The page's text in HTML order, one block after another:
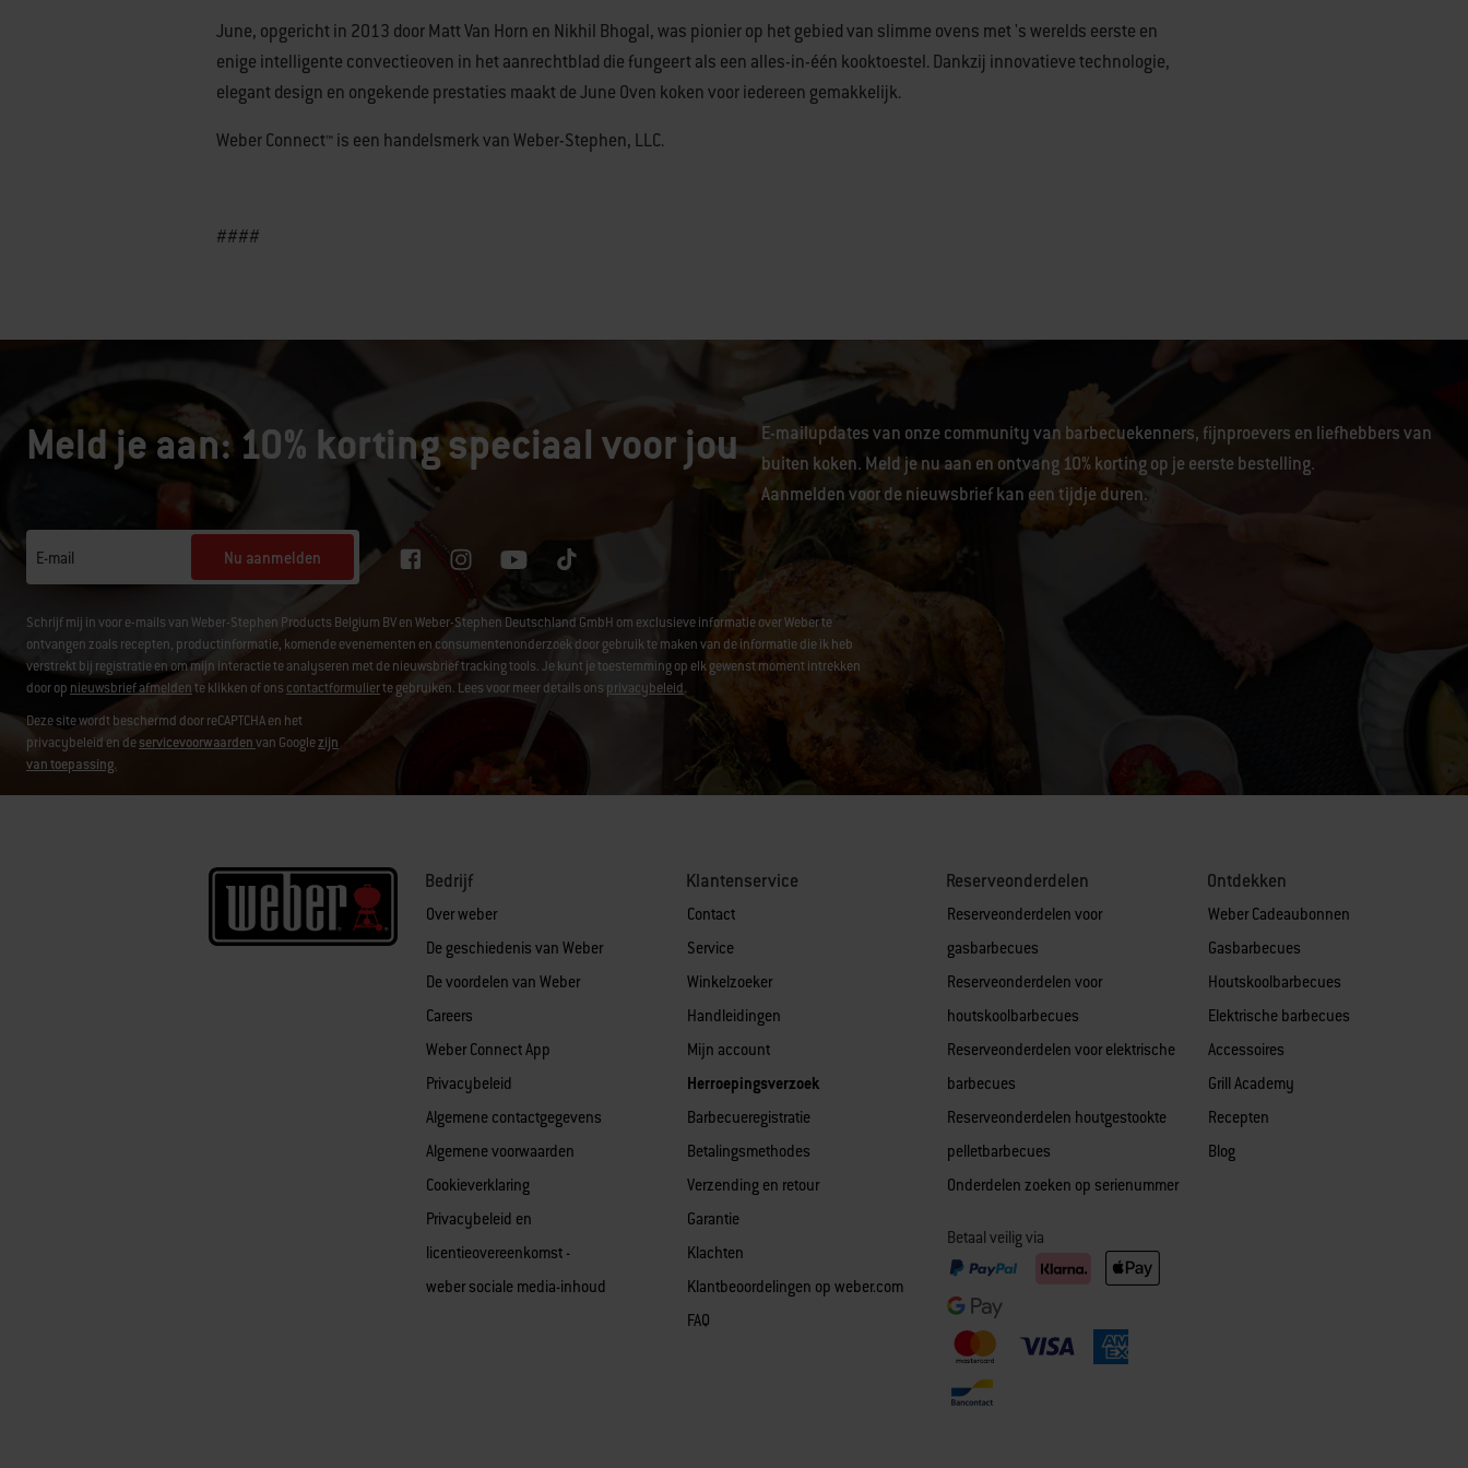
June, opgericht in 2013 door Matt Van Horn en Nikhil Bhogal, was pionier op het gebied van slimme ovens met 's werelds eerste en
enige intelligente convectieoven in het aanrechtblad die fungeert als een alles-in-één kooktoestel. Dankzij innovatieve technologie,
elegant design en ongekende prestaties maakt de June Oven koken voor iedereen gemakkelijk.
Weber Connect™ is een handelsmerk van Weber-Stephen, LLC.
####
Meld je aan: 10% korting speciaal voor jou
E-mailupdates van onze community van barbecuekenners, fijnproevers en liefhebbers van
buiten koken. Meld je nu aan en ontvang 10% korting op je eerste bestelling.
Aanmelden voor de nieuwsbrief kan een tijdje duren.
E-mail Nu aanmelden
Schrijf mij in voor e-mails van Weber-Stephen Products Belgium BV en Weber-Stephen Deutschland GmbH om exclusieve informatie over Weber te
ontvangen zoals recepten, productinformatie, komende evenementen en consumentenonderzoek door gebruik te maken van de informatie die ik heb
verstrekt bij registratie en om mijn interactie te analyseren met de nieuwsbrief tracking tools. Je kunt je toestemming op elk gewenst moment intrekken
door op nieuwsbrief afmeldente klikken of ons contactformulierte gebruiken. Lees voor meer details ons privacybeleid.
Deze site wordt beschermd door reCAPTCHA en het
privacybeleid en deservicevoorwaardenvan Googlezijn
van toepassing.
Bedrijf
Over weber
De geschiedenis van Weber
De voordelen van Weber
Careers
Weber Connect App
Privacybeleid
Algemene contactgegevens
Algemene voorwaarden
Cookieverklaring
Privacybeleid en
licentieovereenkomst -
weber sociale media-inhoud
Klantenservice
Contact
Service
Winkelzoeker
Handleidingen
Mijn account
Herroepingsverzoek
Barbecueregistratie
Betalingsmethodes
Verzending en retour
Garantie
Klachten
Klantbeoordelingen op weber.com
FAQ
Reserveonderdelen
Reserveonderdelen voor
gasbarbecues
Reserveonderdelen voor
houtskoolbarbecues
Reserveonderdelen voor elektrische
barbecues
Reserveonderdelen houtgestookte
pelletbarbecues
Onderdelen zoeken op serienummer
Betaal veilig via
Ontdekken
Weber Cadeaubonnen
Gasbarbecues
Houtskoolbarbecues
Elektrische barbecues
Accessoires
Grill Academy
Recepten
Blog